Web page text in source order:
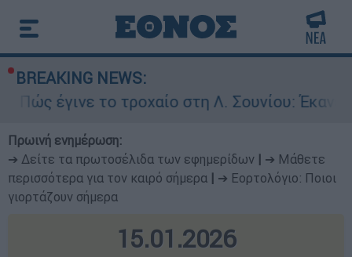
BREAKING NEWS:
τροχαίο στη Λ. Σουνίου: Έκανε αναστροφή ο
Πρωινή ενημέρωση:
➔ Δείτε τα πρωτοσέλιδα των εφημερίδων
➔ Μάθετε
περισσότερα για τον καιρό σήμερα
➔ Εορτολόγιο: Ποιοι
γιορτάζουν σήμερα
15.01.2026